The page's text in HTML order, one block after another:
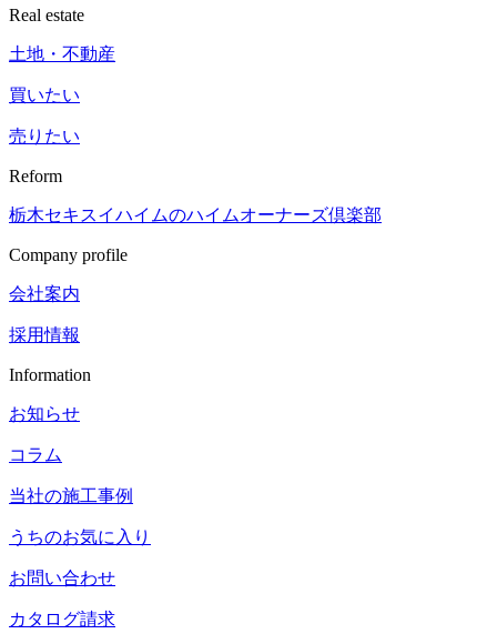
Real estate
土地・不動産
買いたい
売りたい
Reform
栃木セキスイハイムのハイムオーナーズ倶楽部
Company profile
会社案内
採用情報
Information
お知らせ
コラム
当社の施工事例
うちのお気に入り
お問い合わせ
カタログ請求